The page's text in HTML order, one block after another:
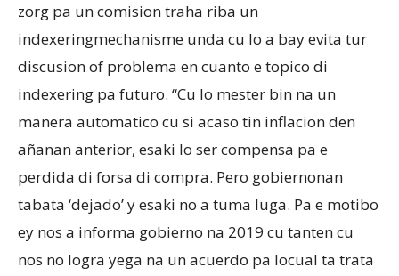
zorg pa un comision traha riba un
indexeringmechanisme unda cu lo a bay evita tur
discusion of problema en cuanto e topico di
indexering pa futuro. “Cu lo mester bin na un
manera automatico cu si acaso tin inflacion den
añanan anterior, esaki lo ser compensa pa e
perdida di forsa di compra. Pero gobiernonan
tabata ‘dejado’ y esaki no a tuma luga. Pa e motibo
ey nos a informa gobierno na 2019 cu tanten cu
nos no logra yega na un acuerdo pa locual ta trata